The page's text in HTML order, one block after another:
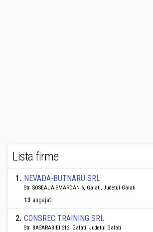
Lista firme
1. NEVADA-BUTNARU SRL
Str. SOSEAUA SMARDAN 6, Galati, Judetul Galati
13 angajati
2. CONSREC TRAINING SRL
Str. BASARABIEI 212, Galati, Judetul Galati